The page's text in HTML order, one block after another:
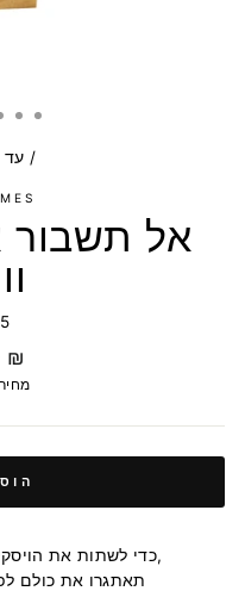
עד 200 ש"ח /
אל
₪
- כדי לשתות את הויסקי עליכם לפתור את החידה,
תאתגרו את כולם